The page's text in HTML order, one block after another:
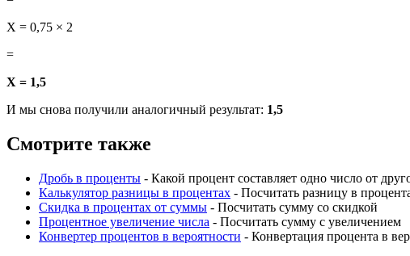
X = 0,75 × 2
=
X = 1,5
И мы снова получили аналогичный результат: 1,5
Смотрите также
Дробь в проценты - Какой процент составляет одно число от
Калькулятор разницы в процентах - Посчитать разницу в
Скидка в процентах от суммы - Посчитать сумму со скидкой
Процентное увеличение числа - Посчитать сумму с увеличением
Конвертер процентов в вероятности - Конвертация процента в